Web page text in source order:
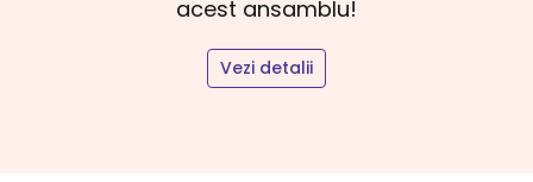
acest ansamblu!
Vezi detalii